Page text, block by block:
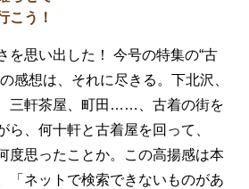
こう！
を思い出した！ 今号の特集の“古
感想は、それに尽きる。下北沢、
三軒茶屋、町田……、古着の街を
ら、何十軒と古着屋を回って、
度思ったことか。この高揚感は本
「ネットで検索できないものがあ